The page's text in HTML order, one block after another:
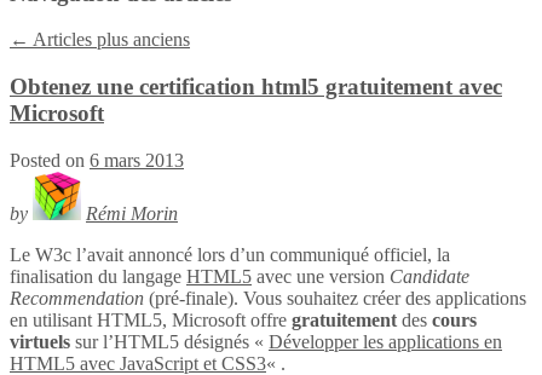
← Articles plus anciens
Obtenez une certification html5 gratuitement avec
Microsoft
Posted on 6 mars 2013
by
Rémi Morin
Le W3c l’avait annoncé lors d’un communiqué officiel, la
finalisation du langage HTML5 avec une version Candidate
Recommendation (pré-finale). Vous souhaitez créer des applications
en utilisant HTML5, Microsoft offre gratuitement des cours
virtuels sur l’HTML5 désignés « Développer les applications en
HTML5 avec JavaScript et CSS3« .